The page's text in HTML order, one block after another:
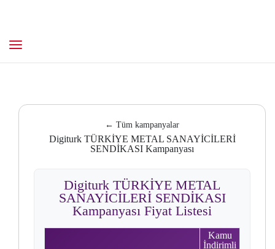
← Tüm kampanyalar
Digiturk TÜRKİYE METAL SANAYİCİLERİ
SENDİKASI Kampanyası
Digiturk TÜRKİYE METAL
SANAYİCİLERİ SENDİKASI
Kampanyası Fiyat Listesi
Kamu
İndirimli